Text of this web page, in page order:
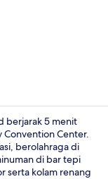
berjarak 5 menit
Center.
berolahraga di
di bar tepi
serta kolam renang